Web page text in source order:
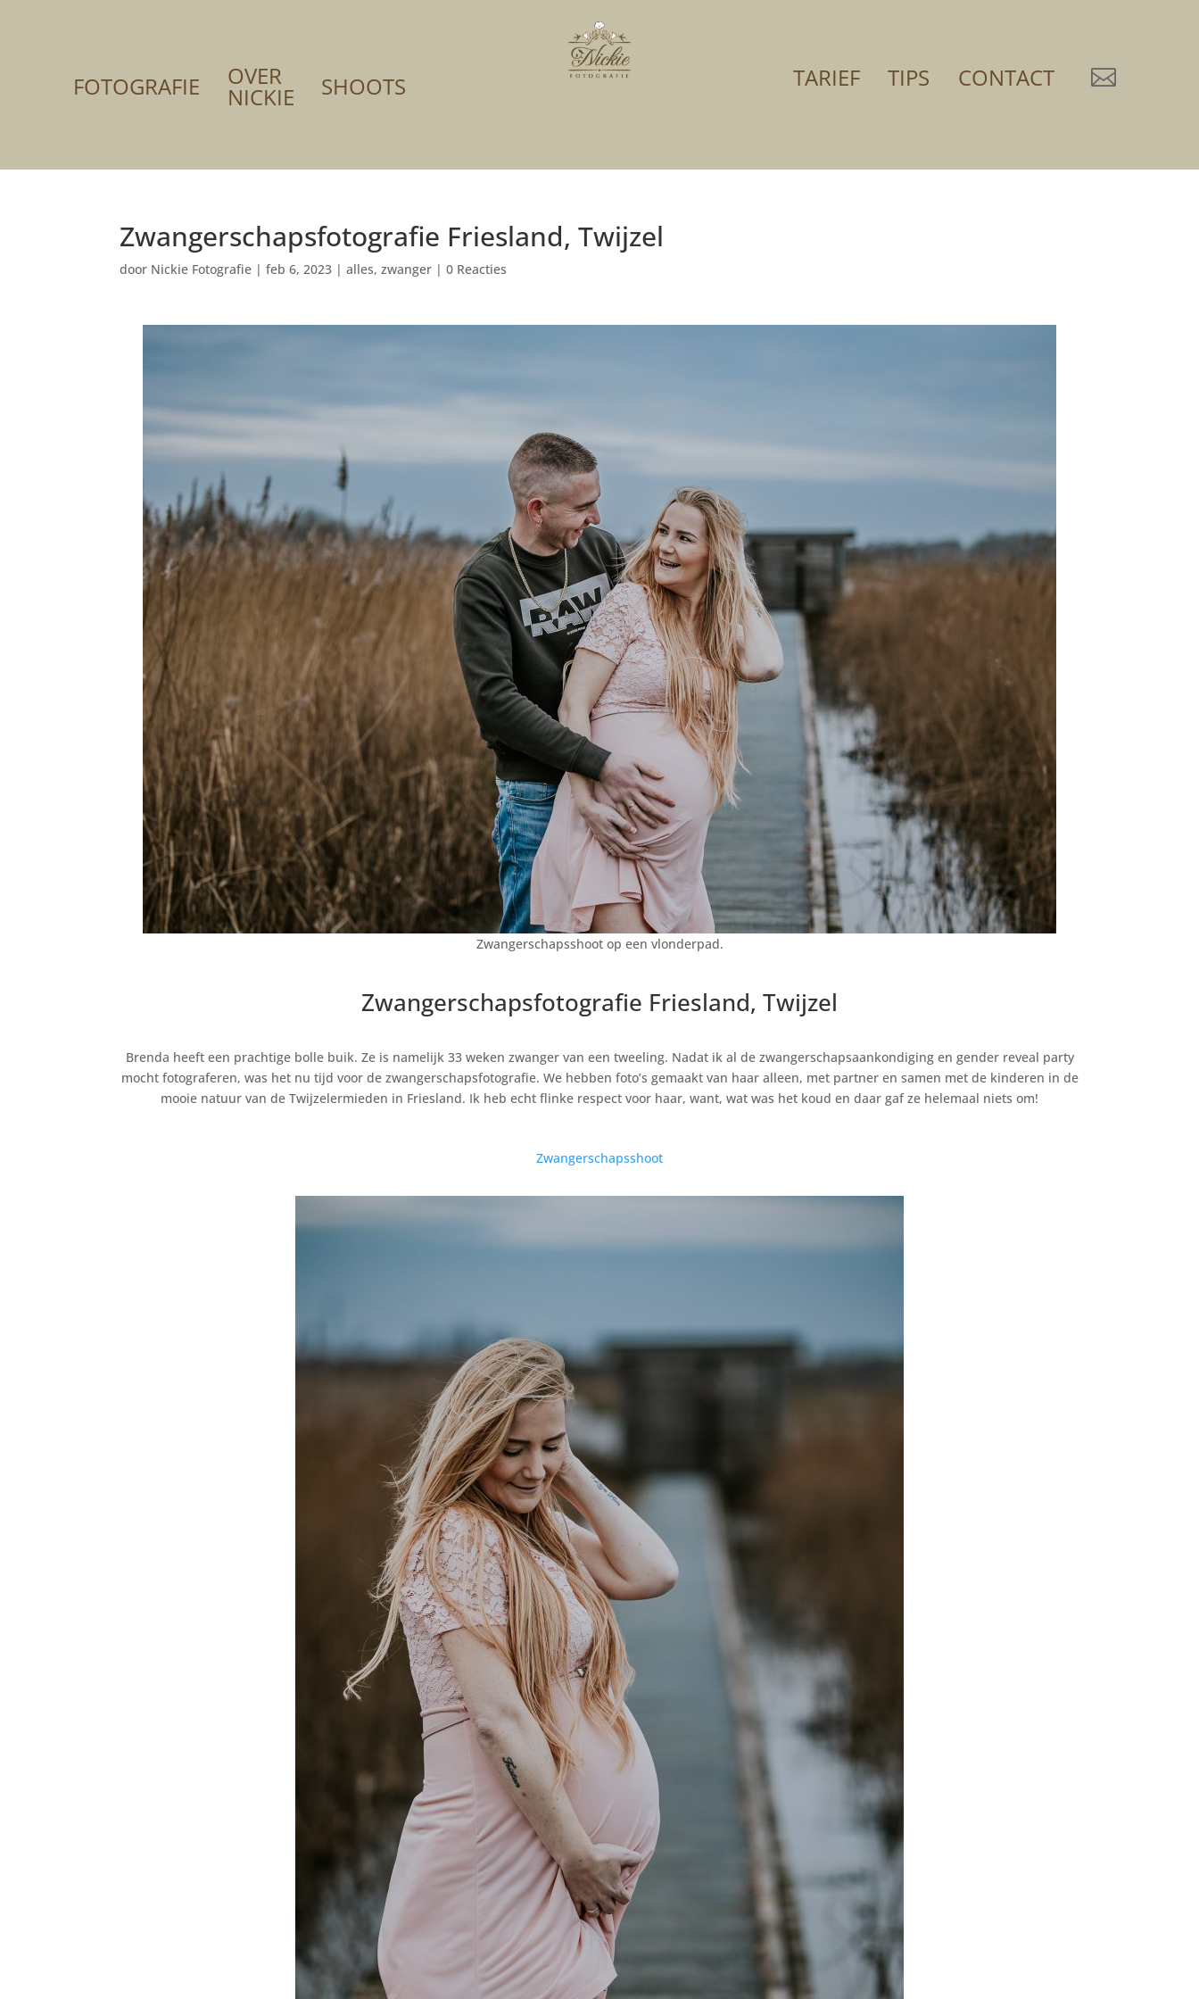
FOTOGRAFIE OVER
NICKIE SHOOTS TARIEF TIPS CONTACT 
Zwangerschapsfotografie Friesland, Twijzel
door Nickie Fotografie |feb 6, 2023 |alles,zwanger |0 Reacties
Zwangerschapsshoot op een vlonderpad.
Zwangerschapsfotografie Friesland, Twijzel
Brenda heeft een prachtige bolle buik. Ze is namelijk 33 weken zwanger van een tweeling. Nadat ik al de zwangerschapsaankondiging en gender reveal party
mocht fotograferen, was het nu tijd voor de zwangerschapsfotografie. We hebben foto’s gemaakt van haar alleen, met partner en samen met de kinderen in de
mooie natuur van de Twijzelermieden in Friesland. Ik heb echt flinke respect voor haar, want, wat was het koud en daar gaf ze helemaal niets om!
Zwangerschapsshoot